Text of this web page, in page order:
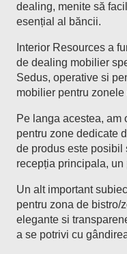
dealing, menite să
esențial al băncii.
Interior Resources a
de dealing mobilier
Sedus, operative si
mobilier pentru zonele
Pe langa acestea, am
pentru zone dedicate
de produs este posibil
recepția principala,
Un alt important
pentru zona de bistro/
elegante si
a se potrivi cu